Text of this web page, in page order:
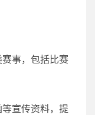
事，包括比赛
宣传资料，提